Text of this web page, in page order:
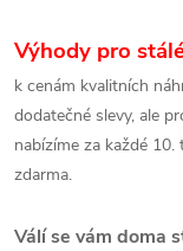
Výhody pro
k cenám kvalitních
dodatečné slevy, ale
nabízíme za každé
zdarma.
Válí se vám doma